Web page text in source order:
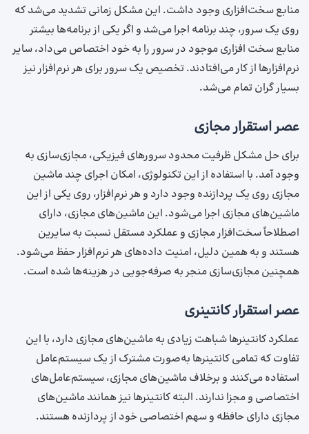
منابع سخت‌افزاری وجود داشت. این مشکل زمانی تشدید می‌شد که
روی یک سرور، چند برنامه اجرا می‌شد و اگر یکی از برنامه‌ها بیشتر
منابع سخت افزاری موجود در سرور را به خود اختصاص می‌داد، سایر
نرم‌افزارها از کار می‌افتادند. تخصیص یک سرور برای هر نرم‌افزار نیز
بسیار گران تمام می‌شد.
عصر استقرار مجازی
برای حل مشکل ظرفیت محدود سرورهای فیزیکی، مجازی‌سازی به
وجود آمد. با استفاده از این تکنولوژی، امکان اجرای چند ماشین
مجازی روی یک پردازنده وجود دارد و هر نرم‌افزار، روی یکی از این
ماشین‌های مجازی اجرا می‌شود. این ماشین‌های مجازی، دارای
اصطلاحاً سخت‌افزار مجازی و عملکرد مستقل نسبت به سایرین
هستند و به همین دلیل، امنیت داده‌های هر نرم‌افزار حفظ می‌شود.
همچنین مجازی‌سازی منجر به صرفه‌جویی در هزینه‌ها شده است.
عصر استقرار کانتینری
عملکرد کانتینرها شباهت زیادی به ماشین‌های مجازی دارد، با این
تفاوت که تمامی کانتینرها به‌صورت مشترک از یک سیستم‌عامل
استفاده می‌کنند و برخلاف ماشین‌های مجازی، سیستم‌عامل‌های
اختصاصی و مجزا ندارند. البته کانتینرها نیز همانند ماشین‌های
مجازی دارای حافظه و سهم اختصاصی خود از پردازنده هستند.